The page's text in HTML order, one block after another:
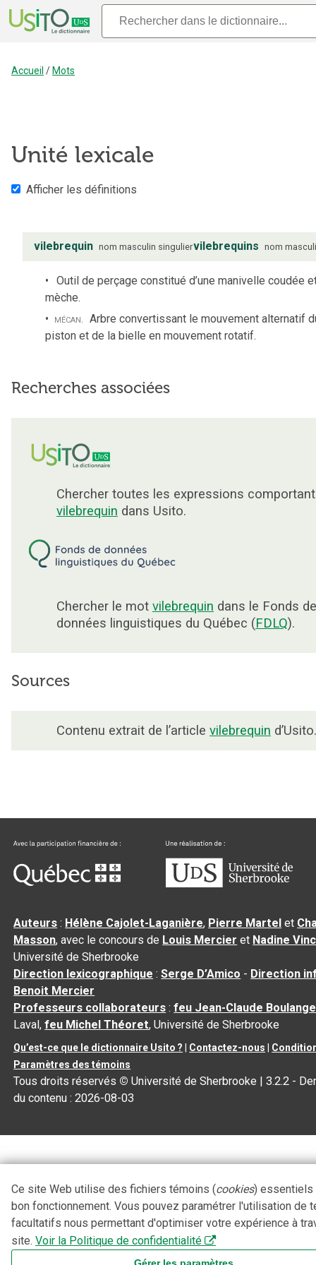
Accueil / Mots
Unité lexicale
Afficher les définitions
vilebrequin nom masculin singuliervilebrequins nom
Outil de perçage constitué d’une manivelle coudée
mèche.
mécan. Arbre convertissant le mouvement alternatif
piston et de la bielle en mouvement rotatif.
Recherches associées
Chercher toutes les expressions
vilebrequin dans Usito.
Chercher le mot vilebrequin dans le Fonds de
données linguistiques du Québec (FDLQ).
Sources
Contenu extrait de l’article vilebrequin d’Usito.
Auteurs : Hélène Cajolet-Laganière, Pierre Martel et
Masson, avec le concours de Louis Mercier et Nadine
Université de Sherbrooke
Direction lexicographique :Serge D’Amico - Direction
Benoit Mercier
Professeurs collaborateurs :feu Jean-Claude
Laval,feu Michel Théoret, Université de Sherbrooke
Qu’est-ce que le dictionnaire Usito ? Contactez-nous
Paramètres des témoins
Tous droits réservés © Université de Sherbrooke |3.2.2 -
du contenu :2026-08-03
Ce site Web utilise des fichiers témoins (cookies) essentiels
bon fonctionnement. Vous pouvez paramétrer l'utilisation de
facultatifs nous permettant d'optimiser votre expérience à
site. Voir la Politique de confidentialité